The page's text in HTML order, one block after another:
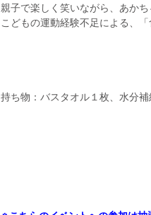
親子で楽しく笑いながら、あか
こどもの運動経験不足による、
持ち物：バスタオル１枚、水分